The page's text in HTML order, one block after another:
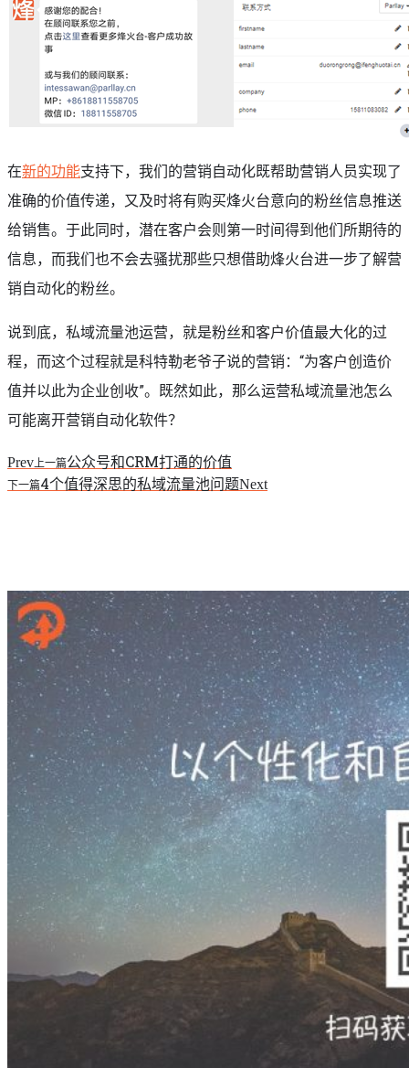
在新的功能支持下，我们的营销自动化既帮助营销人员实现了
准确的价值传递，又及时将有购买烽火台意向的粉丝信息推送
给销售。于此同时，潜在客户会则第一时间得到他们所期待的
信息，而我们也不会去骚扰那些只想借助烽火台进一步了解营
销自动化的粉丝。
说到底，私域流量池运营，就是粉丝和客户价值最大化的过
程，而这个过程就是科特勒老爷子说的营销：“为客户创造价
值并以此为企业创收”。既然如此，那么运营私域流量池怎么
可能离开营销自动化软件？
Prev上一篇公众号和CRM打通的价值
下一篇4个值得深思的私域流量池问题Next